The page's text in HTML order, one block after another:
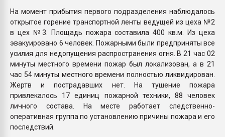
На момент прибытия первого подразделения наблюдалось
открытое горение транспортной ленты ведущей из цеха №2
в цех №3. Площадь пожара составила 400 кв.м. Из цеха
эвакуировано 6 человек. Пожарными были предприняты все
усилия для недопущения распространения огня. В 21 час 02
минуты местного времени пожар был локализован, а в 21
час 54 минуты местного времени полностью ликвидирован.
Жертв и пострадавших нет. На тушение пожара
привлекалось 17 единиц пожарной техники, 88 человек
личного состава. На месте работает следственно-
оперативная группа по установлению причины пожара и его
последствий.